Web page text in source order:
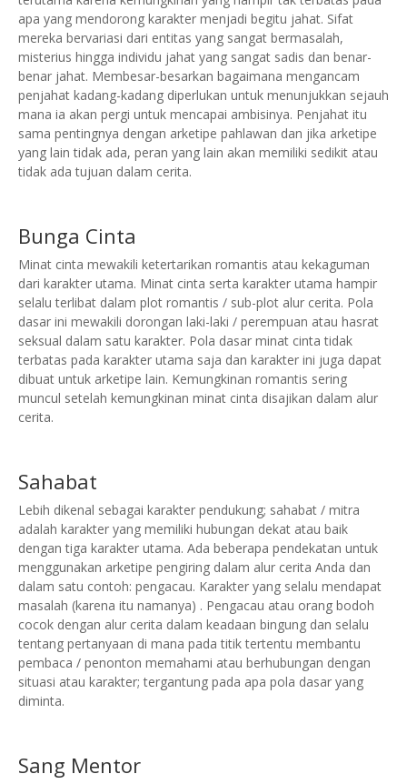
apa yang mendorong karakter menjadi begitu jahat. Sifat
mereka bervariasi dari entitas yang sangat bermasalah,
misterius hingga individu jahat yang sangat sadis dan benar-
benar jahat. Membesar-besarkan bagaimana mengancam
penjahat kadang-kadang diperlukan untuk menunjukkan sejauh
mana ia akan pergi untuk mencapai ambisinya. Penjahat itu
sama pentingnya dengan arketipe pahlawan dan jika arketipe
yang lain tidak ada, peran yang lain akan memiliki sedikit atau
tidak ada tujuan dalam cerita.
Bunga Cinta
Minat cinta mewakili ketertarikan romantis atau kekaguman
dari karakter utama. Minat cinta serta karakter utama hampir
selalu terlibat dalam plot romantis / sub-plot alur cerita. Pola
dasar ini mewakili dorongan laki-laki / perempuan atau hasrat
seksual dalam satu karakter. Pola dasar minat cinta tidak
terbatas pada karakter utama saja dan karakter ini juga dapat
dibuat untuk arketipe lain. Kemungkinan romantis sering
muncul setelah kemungkinan minat cinta disajikan dalam alur
cerita.
Sahabat
Lebih dikenal sebagai karakter pendukung; sahabat / mitra
adalah karakter yang memiliki hubungan dekat atau baik
dengan tiga karakter utama. Ada beberapa pendekatan untuk
menggunakan arketipe pengiring dalam alur cerita Anda dan
dalam satu contoh: pengacau. Karakter yang selalu mendapat
masalah (karena itu namanya) . Pengacau atau orang bodoh
cocok dengan alur cerita dalam keadaan bingung dan selalu
tentang pertanyaan di mana pada titik tertentu membantu
pembaca / penonton memahami atau berhubungan dengan
situasi atau karakter;tergantung pada apa pola dasar yang
diminta.
Sang Mentor